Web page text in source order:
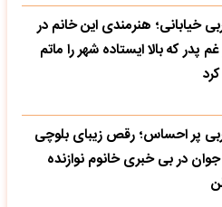
خیابانی؛ هنرمندی این خانم در
غم پدر که بالا ایستاده شهر را ماتم
پر احساس؛ رقص زیبای بلوچی
در بی خبری خانوم نوازنده